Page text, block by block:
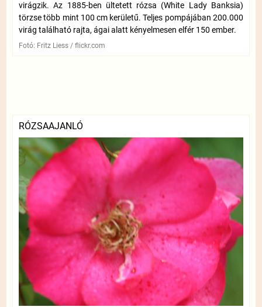
virágzik. Az 1885-ben ültetett rózsa (White Lady Banksia)
törzse több mint 100 cm kerületű. Teljes pompájában 200.000
virág található rajta, ágai alatt kényelmesen elfér 150 ember.
Fotó: Fritz Liess / flickr.com
RÓZSAAJANLÓ